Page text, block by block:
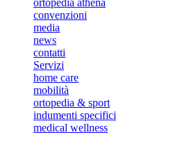
ortopedia athena
convenzioni
media
news
contatti
Servizi
home care
mobilità
ortopedia & sport
indumenti specifici
medical wellness